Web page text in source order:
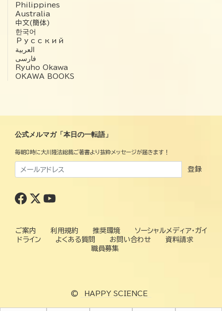
Philippines
Australia
中文(簡体)
한국어
Русский
العربية‏
فارسی
Ryuho Okawa
OKAWA BOOKS
公式メルマガ「本日の一転語」
毎朝8時に大川隆法総裁ご著書より抜粋メッセージが届きます！
登録
ご案内 利用規約 推奨環境
ソーシャルメディア・ガイ
ドライン
よくある質問 お問い合わせ
資料請求
職員募集
© HAPPY SCIENCE